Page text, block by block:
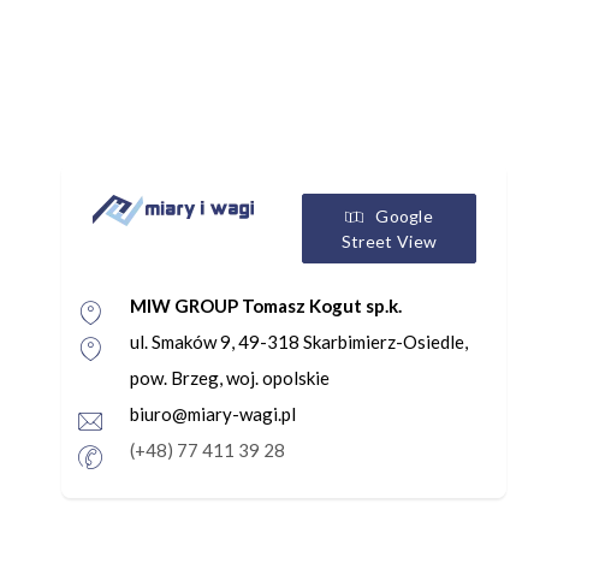
Google
Street View
MIW GROUP Tomasz Kogut sp.k.
ul. Smaków 9, 49-318 Skarbimierz-Osiedle,
pow. Brzeg, woj. opolskie
biuro@miary-wagi.pl
(+48) 77 411 39 28